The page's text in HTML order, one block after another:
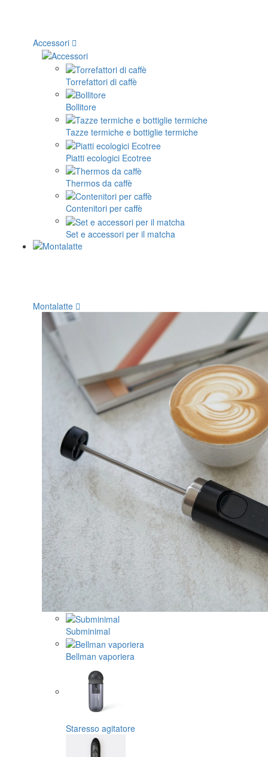
Accessori
Torrefattori di caffè
Bollitore
Tazze termiche e bottiglie termiche
Piatti ecologici Ecotree
Thermos da caffè
Contenitori per caffè
Set e accessori per il matcha
Montalatte
Subminimal
Bellman vaporiera
Staresso agitatore